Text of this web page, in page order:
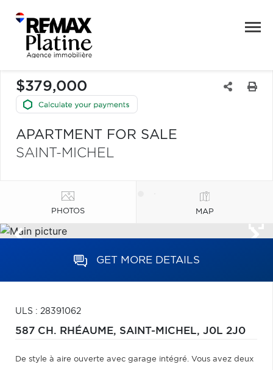
$379,000
APARTMENT FOR SALE
SAINT-MICHEL
PHOTOS MAP
GET MORE DETAILS
ULS : 28391062
587 CH. RHÉAUME, SAINT-MICHEL, J0L 2J0
De style à aire ouverte avec garage intégré. Vous avez deux